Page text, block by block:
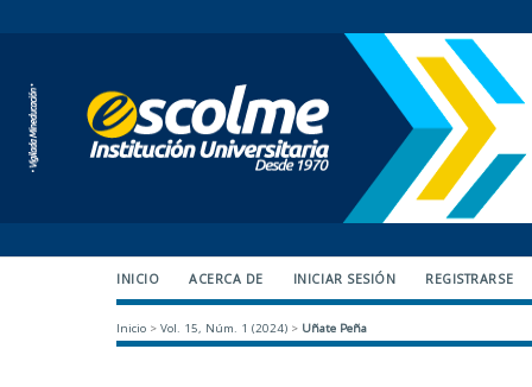
INICIO ACERCA DE INICIAR SESIÓN REGISTRARSE
Inicio > Vol. 15, Núm. 1 (2024) > Uñate Peña